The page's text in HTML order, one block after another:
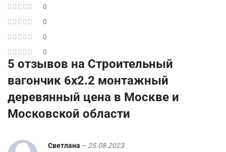
0
0
0
0
5 отзывов на Строительный
вагончик 6х2.2 монтажный
деревянный цена в Москве и
Московской области
Светлана – 25.08.2023